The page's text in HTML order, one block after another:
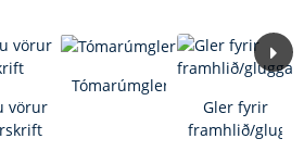
vörur
Tómarúmgler
Gler fyrir
framhlið/